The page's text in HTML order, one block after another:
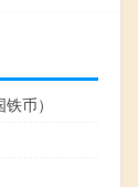
币）